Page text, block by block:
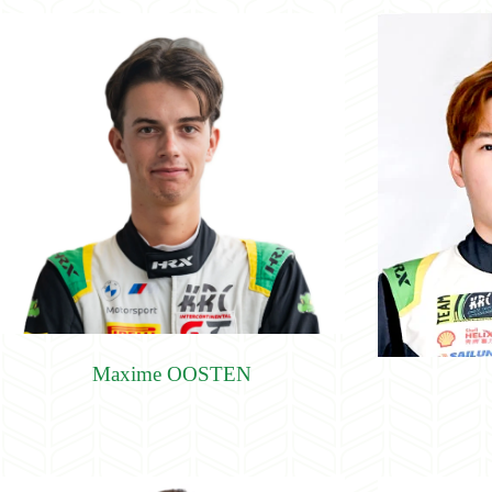
Maxime OOSTEN